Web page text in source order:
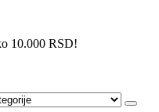
10.000 RSD!